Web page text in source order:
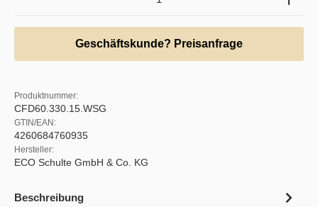
Geschäftskunde? Preisanfrage
Produktnummer:
CFD60.330.15.WSG
GTIN/EAN:
4260684760935
Hersteller:
ECO Schulte GmbH & Co. KG
Beschreibung